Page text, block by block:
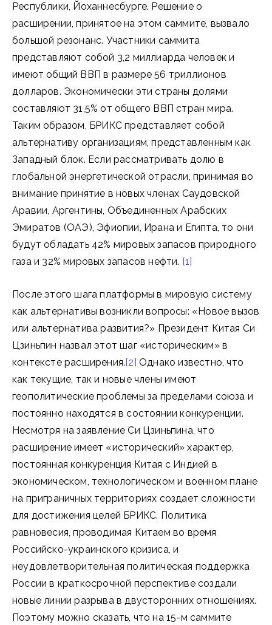
Республики, Йоханнесбурге. Решение о
расширении, принятое на этом саммите, вызвало
большой резонанс. Участники саммита
представляют собой 3,2 миллиарда человек и
имеют общий ВВП в размере 56 триллионов
долларов. Экономически эти страны долями
составляют 31,5% от общего ВВП стран мира.
Таким образом, БРИКС представляет собой
альтернативу организациям, представленным как
Западный блок. Если рассматривать долю в
глобальной энергетической отрасли, принимая во
внимание принятие в новых членах Саудовской
Аравии, Аргентины, Объединенных Арабских
Эмиратов (ОАЭ), Эфиопии, Ирана и Египта, то они
будут обладать 42% мировых запасов природного
газа и 32% мировых запасов нефти. [1]
После этого шага платформы в мировую систему
как альтернативы возникли вопросы: «Новое вызов
или альтернатива развития?» Президент Китая Си
Цзиньпин назвал этот шаг «историческим» в
контексте расширения.[2] Однако известно, что
как текущие, так и новые члены имеют
геополитические проблемы за пределами союза и
постоянно находятся в состоянии конкуренции.
Несмотря на заявление Си Цзиньпина, что
расширение имеет «исторический» характер,
постоянная конкуренция Китая с Индией в
экономическом, технологическом и военном плане
на приграничных территориях создает сложности
для достижения целей БРИКС. Политика
равновесия, проводимая Китаем во время
Российско-украинского кризиса, и
неудовлетворительная политическая поддержка
России в краткосрочной перспективе создали
новые линии разрыва в двусторонних отношениях.
Поэтому можно сказать, что на 15-м саммите